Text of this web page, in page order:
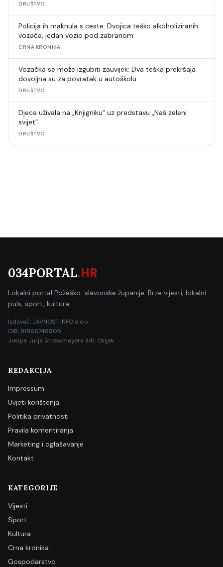
DRUŠTVO
Policija ih maknula s ceste: Dvojica teško alkoholiziranih
vozača, jedan vozio pod zabranom
CRNA KRONIKA
Vozačka se može izgubiti zauvijek: Dva teška prekršaja
dovoljna su za povratak u autoškolu
DRUŠTVO
Djeca uživala na „Knjigniku“ uz predstavu „Naš zeleni
svijet“
DRUŠTVO
034PORTAL.HR
Lokalni portal Požeško-slavonske županije. Brze vijesti, lokalni
puls, sport, kultura.
Izdavač: JAVNOST INFO d.o.o.
OIB: 81866746905
Josipa Jurja Strossmayera 341, Osijek
REDAKCIJA
Impressum
Uvjeti korištenja
Politika privatnosti
Pravila komentiranja
Marketing i oglašavanje
Kontakt
KATEGORIJE
Vijesti
Sport
Kultura
Crna kronika
Gospodarstvo